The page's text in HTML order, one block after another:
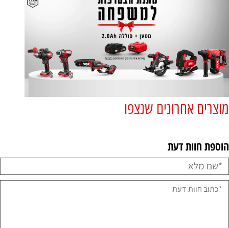
מוצרים אחרונים שנצפו
הוספת חוות דעת